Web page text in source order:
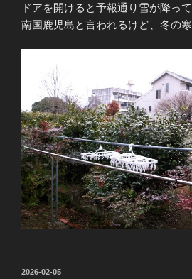
ドアを開けると予報通り雪が降って
南国鹿児島と言われるけど、冬の寒
投
2026-02-05